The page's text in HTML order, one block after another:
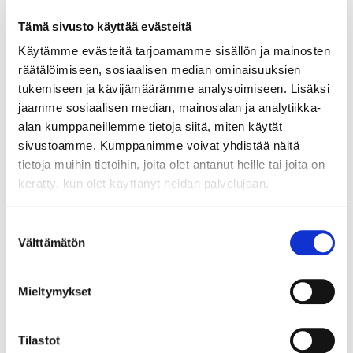
Tämä sivusto käyttää evästeitä
Käytämme evästeitä tarjoamamme sisällön ja mainosten
räätälöimiseen, sosiaalisen median ominaisuuksien
tukemiseen ja kävijämäärämme analysoimiseen. Lisäksi
jaamme sosiaalisen median, mainosalan ja analytiikka-
alan kumppaneillemme tietoja siitä, miten käytät
sivustoamme. Kumppanimme voivat yhdistää näitä
tietoja muihin tietoihin, joita olet antanut heille tai joita on
kerätty, kun olet käyttänyt heidän palvelujaan.
valinta
Välttämätön
Mieltymykset
Tilastot
liiketoiminnan kasvuun pyrittäessä.
Tällä hetkellä työskentelen Growth
Partnerina startupissa, joka tarjoaa
urheilujoukkueille ja -seuroille,
koululuokille ja yhdistyksille
suunnatun digitaalisen palvelualustan
sponsorointi- ja
toimivien asiakkaiden vaihdellessa
edustajiin. Opiskelen samalla lisää
business coachingia syventyen ryhmä-